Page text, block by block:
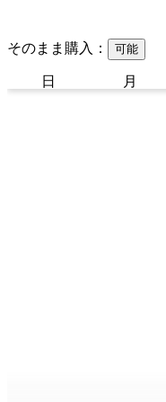
そのまま購入： 可能
日 月